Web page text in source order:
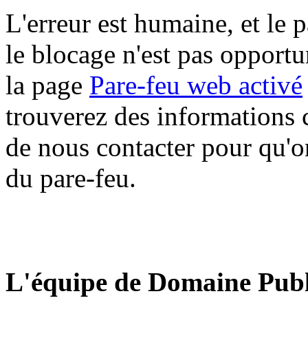
L'erreur est humaine, et le
le blocage n'est pas
la page Pare-feu web activé
trouverez des informations
de nous contacter pour
du pare-feu.
L'équipe de Domaine